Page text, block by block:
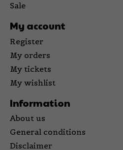
Sale
My account
Register
My orders
My tickets
My wishlist
Information
About us
General conditions
Disclaimer